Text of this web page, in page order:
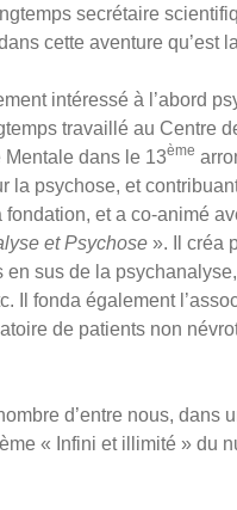
secrétaire
cette aventure qu’est
intéressé à l’abord
travaillé au Centre
Mentale dans le 13ème
la psychose, et
fondation, et a co-animé
et Psychose ». Il créa
en sus de la
Il fonda également
de patients non
d’entre nous,
« Infini et illimité » du